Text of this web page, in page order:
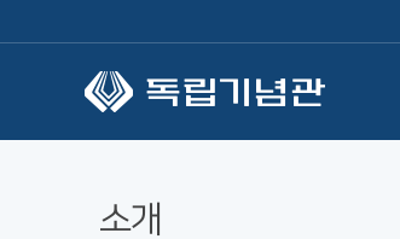
소개